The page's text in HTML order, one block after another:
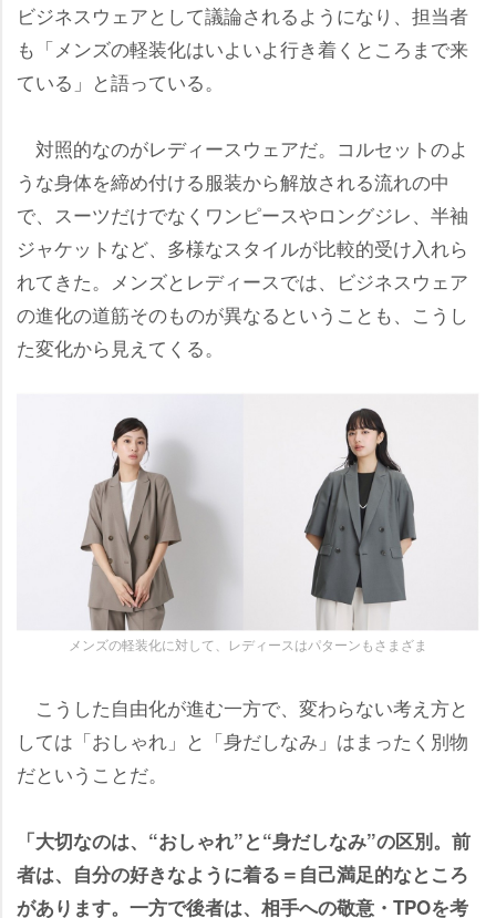
ビジネスウェアとして議論されるようになり、担当者
も「メンズの軽装化はいよいよ行き着くところまで来
ている」と語っている。
対照的なのがレディースウェアだ。コルセットのよ
うな身体を締め付ける服装から解放される流れの中
で、スーツだけでなくワンピースやロングジレ、半袖
ジャケットなど、多様なスタイルが比較的受け入れら
れてきた。メンズとレディースでは、ビジネスウェア
の進化の道筋そのものが異なるということも、こうし
た変化から見えてくる。
メンズの軽装化に対して、レディースはパターンもさまざま
こうした自由化が進む一方で、変わらない考え方と
しては「おしゃれ」と「身だしなみ」はまったく別物
だということだ。
「大切なのは、“おしゃれ”と“身だしなみ”の区別。前
者は、自分の好きなように着る＝自己満足的なところ
があります。一方で後者は、相手への敬意・TPOを考